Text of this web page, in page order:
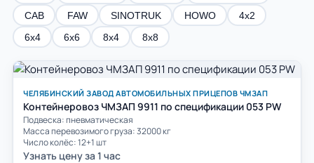
САВ
FAW SINOTRUK HOWO
4х2
6х4
6х6 8х4 8х8
ЧЕЛЯБИНСКИЙ ЗАВОД АВТОМОБИЛЬНЫХ ПРИЦЕПОВ ЧМЗАП
Контейнеровоз ЧМЗАП 9911 по спецификации 053 PW
Подвеска: пневматическая
Масса перевозимого груза: 32000 кг
Число колёс: 12+1 шт
Узнать цену за 1 час